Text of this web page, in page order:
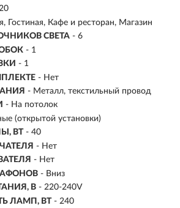
Гостиная, Кафе и ресторан, Магазин
СВЕТА - 6
- 1
- 1
- Нет
- Металл, текстильный провод
- На потолок
(открытой установки)
ВТ - 40
- Нет
- Нет
- Вниз
В - 220-240V
ЛАМП, ВТ - 240